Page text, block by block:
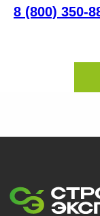
8 (800) 350-
Политика
Согласие на обработку
Контакты